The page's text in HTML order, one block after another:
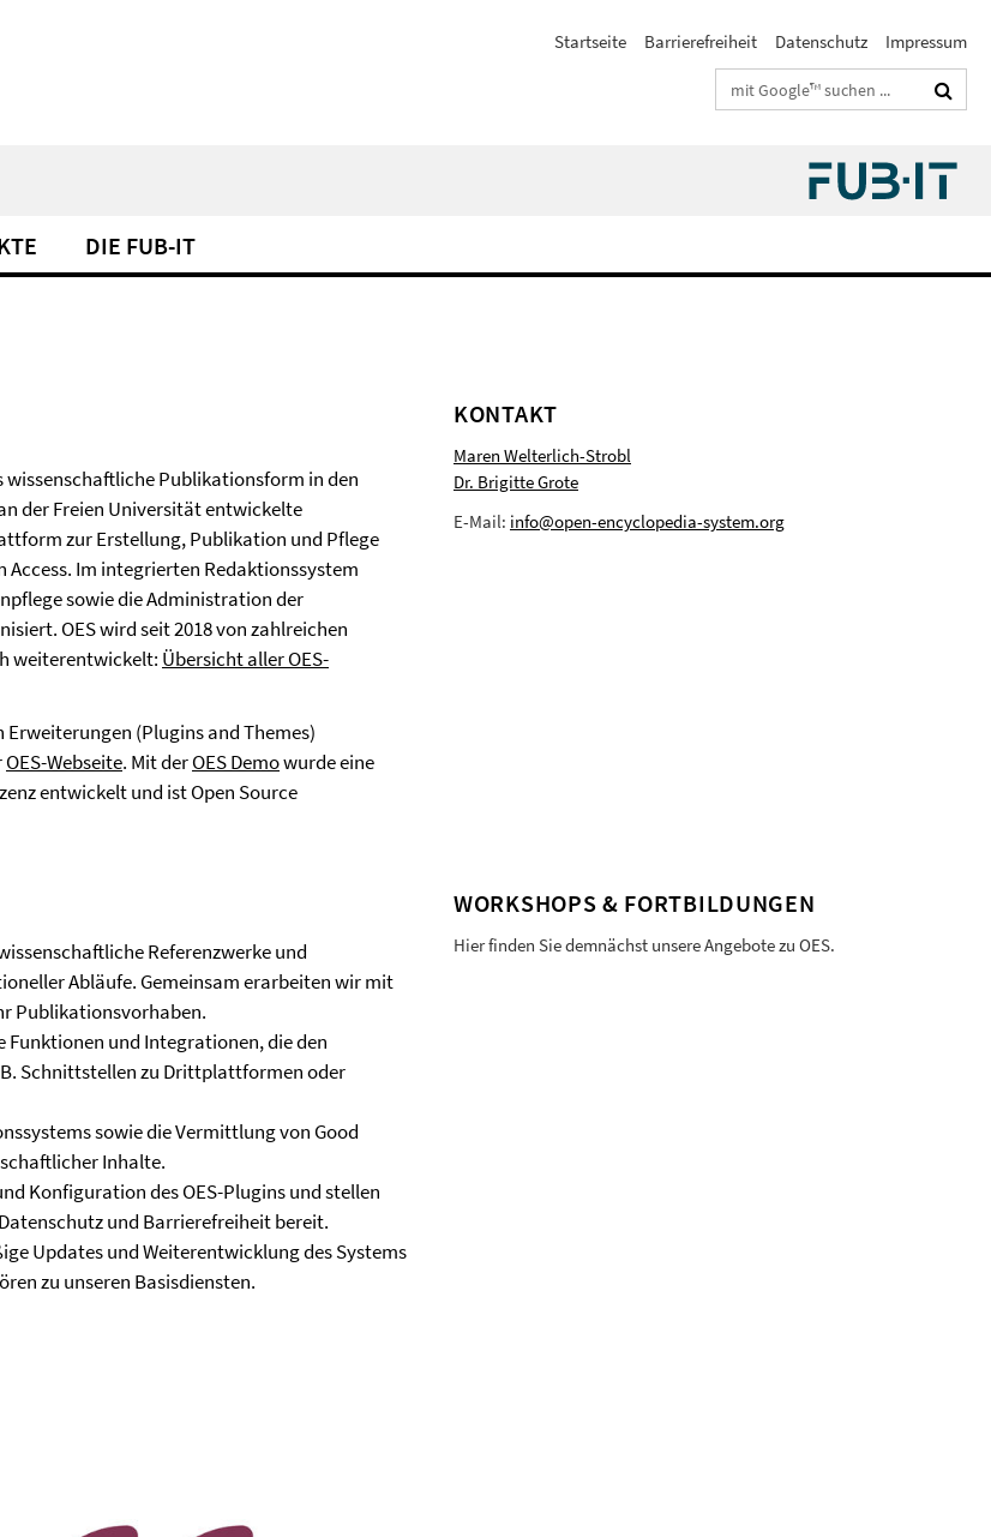
Startseite Barrierefreiheit Datenschutz
Impressum
Suchbegriffe
DIE FUB-IT
wissenschaftliche Publikationsform in den
der Freien Universität entwickelte
zur Erstellung, Publikation und Pflege
Im integrierten Redaktionssystem
sowie die Administration der
OES wird seit 2018 von zahlreichen
weiterentwickelt: Übersicht aller OES-
(Plugins and Themes)
OES-Webseite. Mit derOES Demowurde eine
entwickelt und ist Open Source
KONTAKT
Maren Welterlich-Strobl
Dr. Brigitte Grote
E-Mail: info@open-encyclopedia-system.org
Referenzwerke und
Abläufe. Gemeinsam erarbeiten wir mit
Publikationsvorhaben.
und Integrationen, die den
Schnittstellen zu Drittplattformen oder
sowie die Vermittlung von Good
Inhalte.
Konfiguration des OES-Plugins und stellen
und Barrierefreiheit bereit.
Updates und Weiterentwicklung des Systems
zu unseren Basisdiensten.
WORKSHOPS & FORTBILDUNGEN
Hier finden Sie demnächst unsere Angebote zu OES.